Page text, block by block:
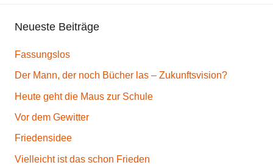
Neueste Beiträge
Fassungslos
Der Mann, der noch Bücher las – Zukunftsvision?
Heute geht die Maus zur Schule
Vor dem Gewitter
Friedensidee
Vielleicht ist das schon Frieden